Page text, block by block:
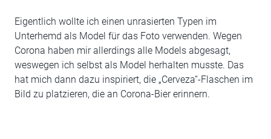
Eigentlich wollte ich einen unrasierten Typen im
Unterhemd als Model für das Foto verwenden. Wegen
Corona haben mir allerdings alle Models abgesagt,
weswegen ich selbst als Model herhalten musste. Das
hat mich dann dazu inspiriert, die „Cerveza“-Flaschen im
Bild zu platzieren, die an Corona-Bier erinnern.